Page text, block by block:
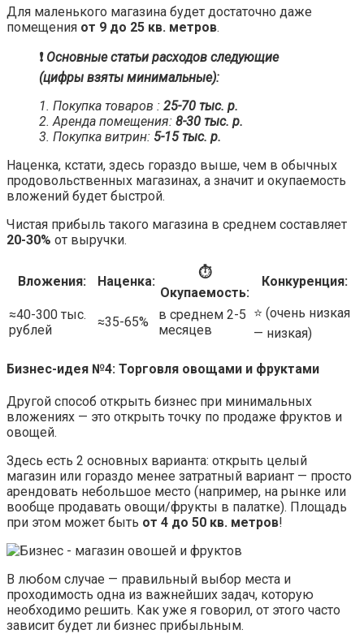
Для маленького магазина будет достаточно даже
помещения от 9 до 25 кв. метров.
❗️ Основные статьи расходов следующие
(цифры взяты минимальные):
1. Покупка товаров : 25-70 тыс. р.
2. Аренда помещения: 8-30 тыс. р.
3. Покупка витрин: 5-15 тыс. р.
Наценка, кстати, здесь гораздо выше, чем в обычных
продовольственных магазинах, а значит и окупаемость
вложений будет быстрой.
Чистая прибыль такого магазина в среднем составляет
20-30% от выручки.
Вложения: Наценка:
⏱
Окупаемость:
Конкуренция:
≈40-300 тыс.
рублей
≈35-65%
в среднем 2-5
месяцев
⭐️ (очень низкая
— низкая)
Бизнес-идея №4: Торговля овощами и фруктами
Другой способ открыть бизнес при минимальных
вложениях — это открыть точку по продаже фруктов и
овощей.
Здесь есть 2 основных варианта: открыть целый
магазин или гораздо менее затратный вариант — просто
арендовать небольшое место (например, на рынке или
вообще продавать овощи/фрукты в палатке). Площадь
при этом может быть от 4 до 50 кв. метров!
В любом случае — правильный выбор места и
проходимость одна из важнейших задач, которую
необходимо решить. Как уже я говорил, от этого часто
зависит будет ли бизнес прибыльным.